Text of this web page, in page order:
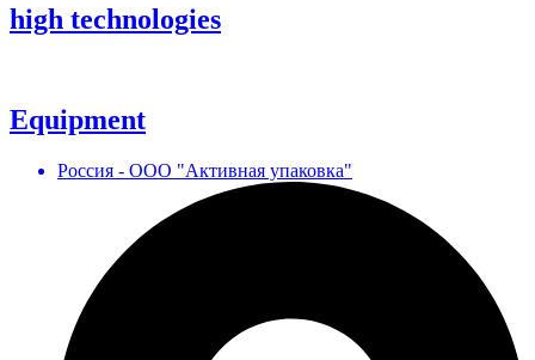
high technologies
Equipment
Россия - ООО "Активная упаковка"